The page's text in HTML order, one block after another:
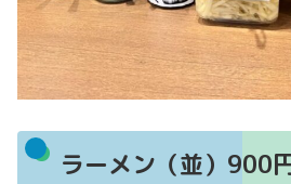
ラーメン（並）900